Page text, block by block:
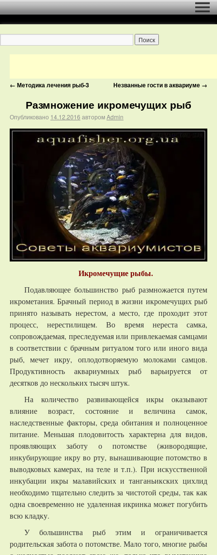
← Методика лечения рыб-3 Незванные гости в аквариуме →
Размножение икромечущих рыб
Опубликовано 14.12.2016 авторомAdmin
Икромечущие рыбы.
Подавляющее большинство рыб размножается путем
икрометания. Брачный период в жизни икромечущих рыб
принято называть нерестом, а место, где проходит этот
процесс, нерестилищем. Во время нереста самка,
сопровождаемая, преследуемая или привлекаемая самцами
в соответствии с брачным ритуалом того или иного вида
рыб, мечет икру, оплодотворяемую молоками самцов.
Продуктивность аквариумных рыб варьируется от
десятков до нескольких тысяч штук.
На количество развивающейся икры оказывают
влияние возраст, состояние и величина самок,
наследственные факторы, среда обитания и полноценное
питание. Меньшая плодовитость характерна для видов,
проявляющих заботу о потомстве (живородящие,
инкубирующие икру во рту, вынашивающие потомство в
выводковых камерах, на теле и т.п.). При искусственной
инкубации икры малавийских и танганьикских цихлид
необходимо тщательно следить за чистотой среды, так как
одна своевременно не удаленная икринка может погубить
всю кладку.
У большинства рыб этим и ограничивается
родительская забота о потомстве. Мало того, многие рыбы